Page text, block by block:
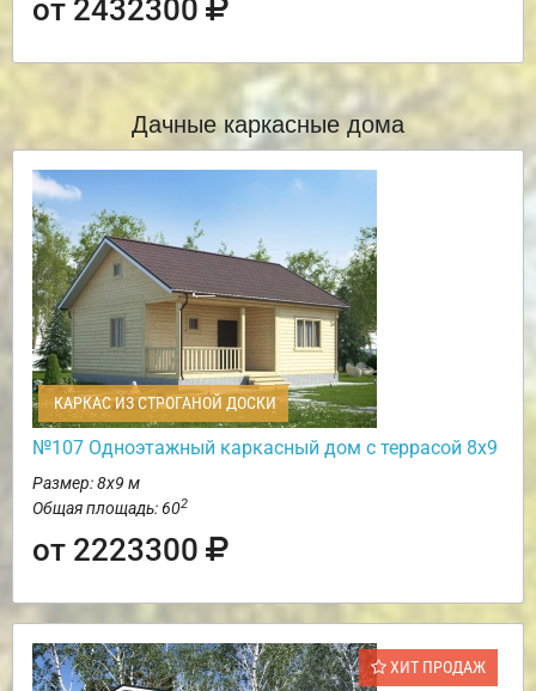
от 2432300
Дачные каркасные дома
КАРКАС ИЗ СТРОГАНОЙ ДОСКИ
№107 Одноэтажный каркасный дом с террасой 8х9
Размер: 8х9 м
Общая площадь: 602
от 2223300
ХИТ ПРОДАЖ